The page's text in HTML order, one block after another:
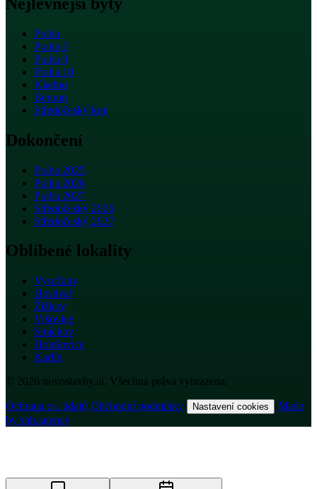
Praha
Praha 5
Praha 9
Praha 10
Kladno
Beroun
Středočeský kraj
Dokončení
Praha 2025
Praha 2026
Praha 2027
Středočeský 2026
Středočeský 2027
Oblíbené lokality
Vysočany
Hostivař
Žižkov
Vršovice
Smíchov
Holešovice
Karlín
© 2026 novostavby.ai. Všechna práva vyhrazena.
Ochrana os. údajů·Obchodní podmínky· Nastavení cookies ·Made
by shh.agency